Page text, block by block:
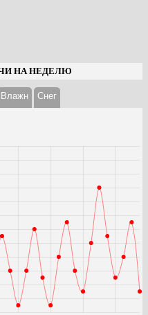
НА НЕДЕЛЮ
Влажн Cнег